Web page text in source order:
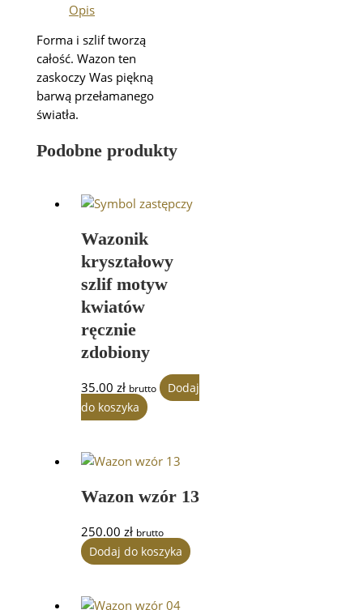
Opis
Forma i szlif tworzą
całość. Wazon ten
zaskoczy Was piękną
barwą przełamanego
światła.
Podobne produkty
Wazonik
kryształowy
szlif motyw
kwiatów
ręcznie
zdobiony
35.00 zł brutto
Dodaj
do koszyka
Wazon wzór 13
250.00 zł brutto
Dodaj do koszyka